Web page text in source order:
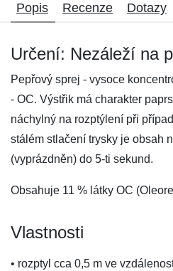
Popis Recenze Dotazy
Určení: Nezáleží na
Pepřový sprej - vysoce
- OC. Výstřik má charakter
náchylný na rozptýlení při
stálém stlačení trysky je obsah
(vyprázdněn) do 5-ti sekund.
Obsahuje 11 % látky OC
Vlastnosti
• rozptyl cca 0,5 m ve